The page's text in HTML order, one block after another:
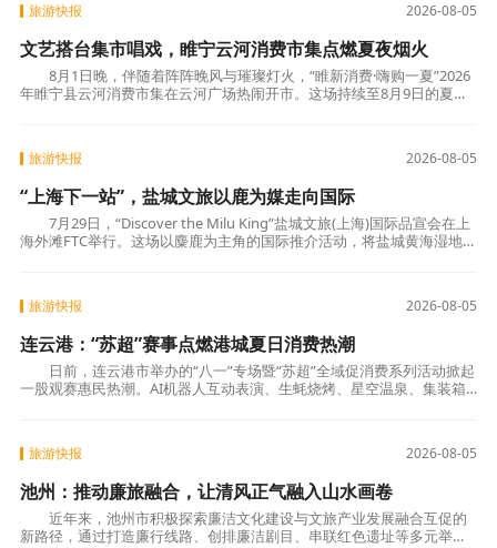
2026-08-05
旅游快报
文艺搭台集市唱戏，睢宁云河消费市集点燃夏夜烟火
8月1日晚，伴随着阵阵晚风与璀璨灯火，“睢新消费·嗨购一夏”2026
年睢宁县云河消费市集在云河广场热闹开市。这场持续至8月9日的夏夜
2026-08-05
旅游快报
“上海下一站”，盐城文旅以鹿为媒走向国际
7月29日，“Discover the Milu King”盐城文旅(上海)国际品宣会在上
海外滩FTC举行。这场以麋鹿为主角的国际推介活动，将盐城黄海湿地的
2026-08-05
旅游快报
连云港：“苏超”赛事点燃港城夏日消费热潮
日前，连云港市举办的“八一”专场暨“苏超”全域促消费系列活动掀起
一股观赛惠民热潮。AI机器人互动表演、生蚝烧烤、星空温泉、集装箱
2026-08-05
旅游快报
池州：推动廉旅融合，让清风正气融入山水画卷
近年来，池州市积极探索廉洁文化建设与文旅产业发展融合互促的
新路径，通过打造廉行线路、创排廉洁剧目、串联红色遗址等多元举